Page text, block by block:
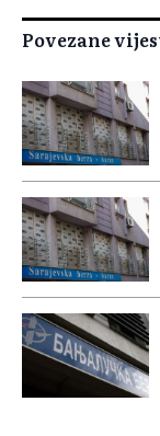
Povezane